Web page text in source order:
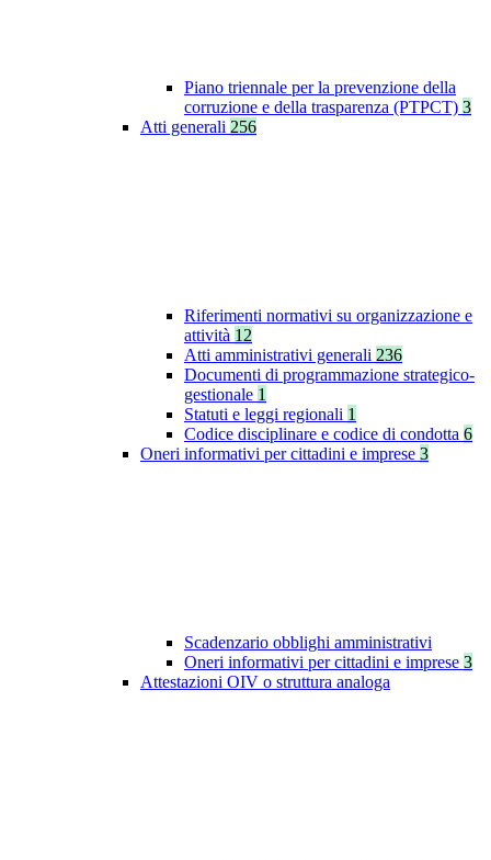
Piano triennale per la prevenzione della
corruzione e della trasparenza (PTPCT) 3
Atti generali 256
Riferimenti normativi su organizzazione e
attività 12
Atti amministrativi generali 236
Documenti di programmazione strategico-
gestionale 1
Statuti e leggi regionali 1
Codice disciplinare e codice di condotta 6
Oneri informativi per cittadini e imprese 3
Scadenzario obblighi amministrativi
Oneri informativi per cittadini e imprese 3
Attestazioni OIV o struttura analoga